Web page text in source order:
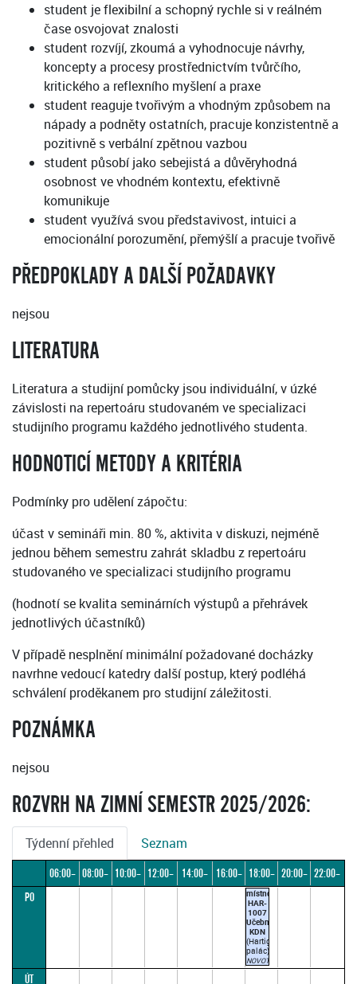
student je flexibilní a schopný rychle si v reálném
čase osvojovat znalosti
student rozvíjí, zkoumá a vyhodnocuje návrhy,
koncepty a procesy prostřednictvím tvůrčího,
kritického a reflexního myšlení a praxe
student reaguje tvořivým a vhodným způsobem na
nápady a podněty ostatních, pracuje konzistentně a
pozitivně s verbální zpětnou vazbou
student působí jako sebejistá a důvěryhodná
osobnost ve vhodném kontextu, efektivně
komunikuje
student využívá svou představivost, intuici a
emocionální porozumění, přemýšlí a pracuje tvořivě
PŘEDPOKLADY A DALŠÍ POŽADAVKY
nejsou
LITERATURA
Literatura a studijní pomůcky jsou individuální, v úzké
závislosti na repertoáru studovaném ve specializaci
studijního programu každého jednotlivého studenta.
HODNOTICÍ METODY A KRITÉRIA
Podmínky pro udělení zápočtu:
účast v semináři min. 80 %, aktivita v diskuzi, nejméně
jednou během semestru zahrát skladbu z repertoáru
studovaného ve specializaci studijního programu
(hodnotí se kvalita seminárních výstupů a přehrávek
jednotlivých účastníků)
V případě nesplnění minimální požadované docházky
navrhne vedoucí katedry další postup, který podléhá
schválení proděkanem pro studijní záležitosti.
POZNÁMKA
nejsou
ROZVRH NA ZIMNÍ SEMESTR 2025/2026:
Týdenní přehled Seznam
06:00– 08:00– 10:00– 12:00–
14:00–
16:00– 18:00–
20:00
20:00– 22:00–
PO
místnost
HAR-
1007
Učebna
KDN
(Hartigovský
palác)
NOVOTNÝ
J.
ÚT